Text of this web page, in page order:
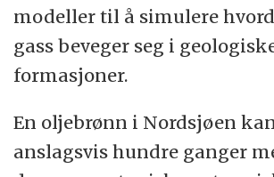
modeller til å simulere
gass beveger seg i
formasjoner.
En oljebrønn i Nordsjøen
anslagsvis hundre ganger